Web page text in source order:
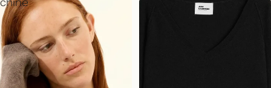
chiné